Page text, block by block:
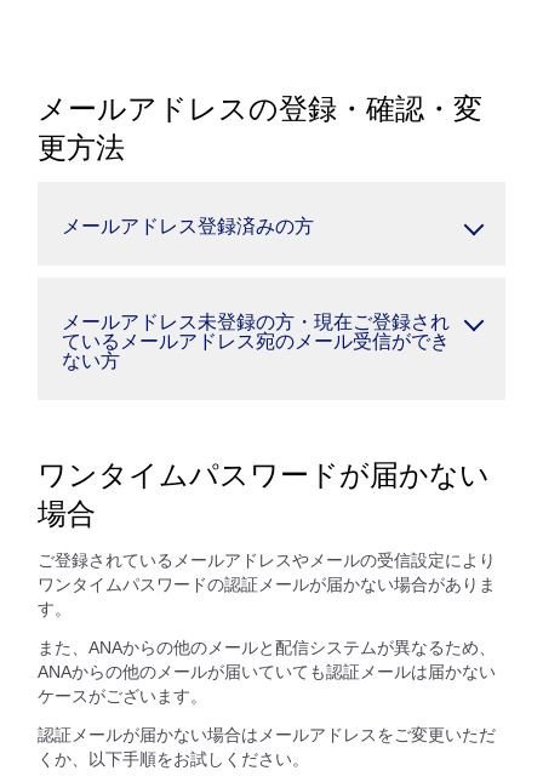
メールアドレスの登録・確認・変
更方法
メールアドレス登録済みの方
メールアドレス未登録の方・現在ご登録され
ているメールアドレス宛のメール受信ができ
ない方
ワンタイムパスワードが届かない
場合
ご登録されているメールアドレスやメールの受信設定により
ワンタイムパスワードの認証メールが届かない場合がありま
す。
また、ANAからの他のメールと配信システムが異なるため、
ANAからの他のメールが届いていても認証メールは届かない
ケースがございます。
認証メールが届かない場合はメールアドレスをご変更いただ
くか、以下手順をお試しください。